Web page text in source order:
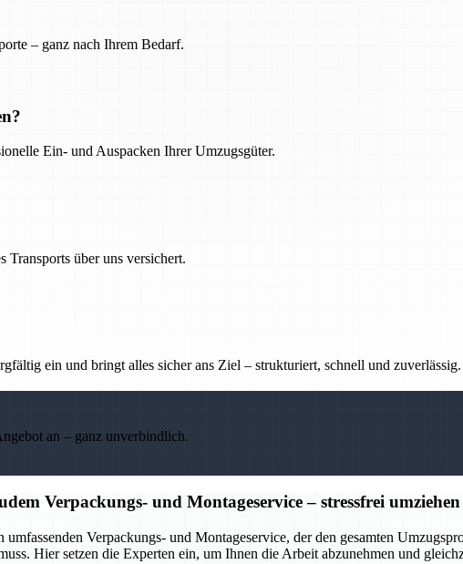
– ganz nach Ihrem Bedarf.
Ein- und Auspacken Ihrer Umzugsgüter.
Transports über uns versichert.
ein und bringt alles sicher ans Ziel – strukturiert, schnell und zuverlässig.
an – ganz unverbindlich.
Verpackungs- und Montageservice – stressfrei umziehen
Verpackungs- und Montageservice, der den gesamten
Hier setzen die Experten ein, um Ihnen die Arbeit abzunehmen und